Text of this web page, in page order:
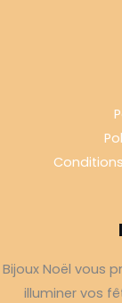
Bijoux Noël vous
illuminer vos